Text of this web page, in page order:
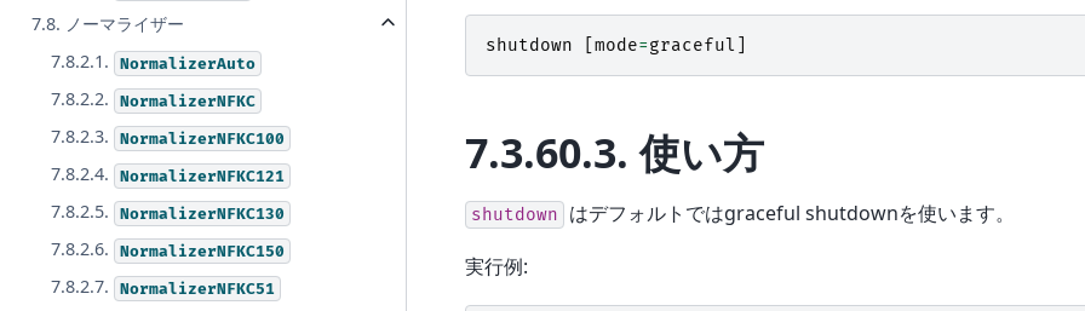
7.8. ノーマライザー
7.8.2.1.
NormalizerAuto
7.8.2.2. NormalizerNFKC
7.8.2.3. NormalizerNFKC100
7.8.2.4. NormalizerNFKC121
7.8.2.5. NormalizerNFKC130
7.8.2.6. NormalizerNFKC150
7.8.2.7. NormalizerNFKC51
shutdown mode=graceful
7.3.60.3.使い方
shutdown はデフォルトではgraceful shutdownを使います。
実行例: